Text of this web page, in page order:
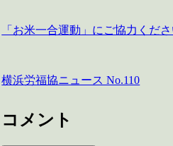
「お米一合運動」にご協力くだ
横浜労福協ニュース No.110
コメント